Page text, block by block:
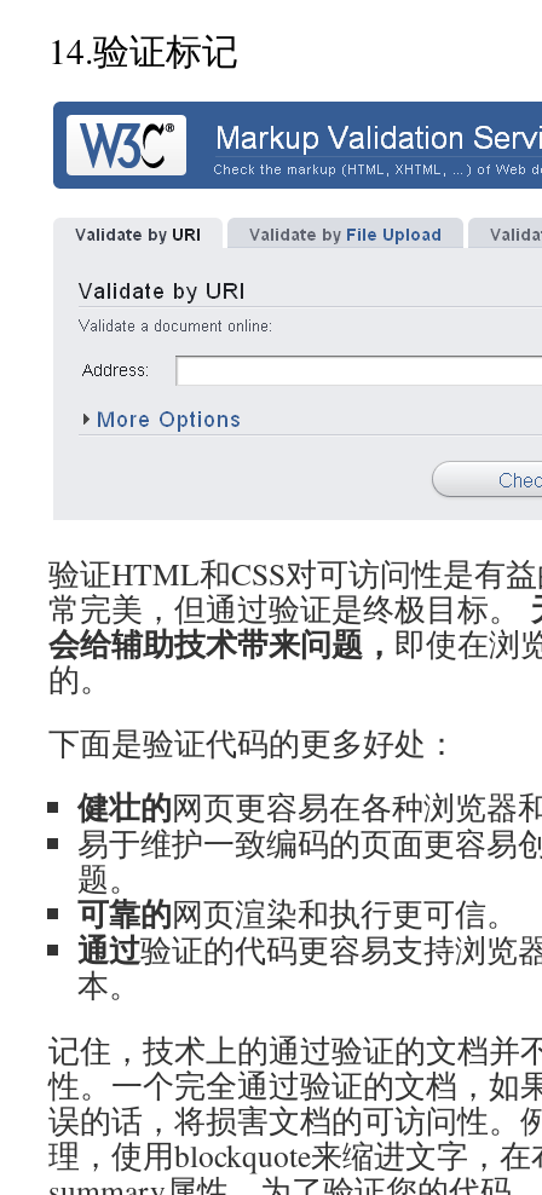
14.验证标记
验证HTML和CSS对可访问性是有
常完美，但通过验证是终极目标。
会给辅助技术带来问题， 即使在浏
的。
下面是验证代码的更多好处：
健壮的网页更容易在各种浏览器
易于维护一致编码的页面更容易
题。
可靠的网页渲染和执行更可信。
通过验证的代码更容易支持浏览
本。
记住，技术上的通过验证的文档并
性。一个完全通过验证的文档，如
误的话，将损害文档的可访问性。
理，使用blockquote来缩进文字，